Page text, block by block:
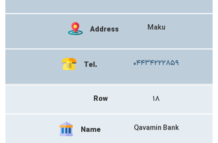
Address Maku
Tel. ۰۴۴۳۴۲۲۲۸۵۹
Row ۱۸
Name Qavamin Bank